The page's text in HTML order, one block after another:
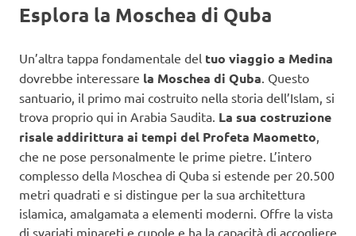
Esplora la Moschea di Quba
Un’altra tappa fondamentale del tuo viaggio a Medina
dovrebbe interessare la Moschea di Quba. Questo
santuario, il primo mai costruito nella storia dell’Islam, si
trova proprio qui in Arabia Saudita. La sua costruzione
risale addirittura ai tempi del Profeta Maometto,
che ne pose personalmente le prime pietre. L’intero
complesso della Moschea di Quba si estende per 20.500
metri quadrati e si distingue per la sua architettura
islamica, amalgamata a elementi moderni. Offre la vista
di svariati minareti e cupole e ha la capacità di accogliere